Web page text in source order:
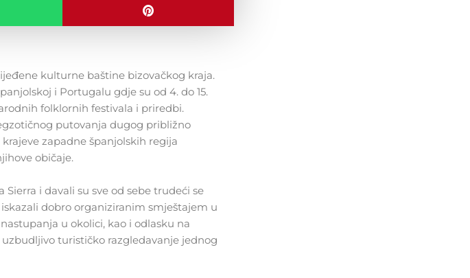
kulturne baštine bizovačkog kraja.
i Portugalu gdje su od 4. do 15.
folklornih festivala i priredbi.
putovanja dugog približno
zapadne španjolskih regija
običaje.
i davali su sve od sebe trudeći se
dobro organiziranim smještajem u
u okolici, kao i odlasku na
turističko razgledavanje jednog